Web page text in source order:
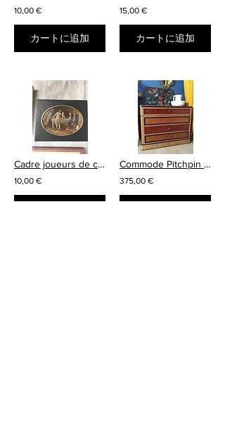
10,00 €
カートに追加
15,00 €
カートに追加
Cadre joueurs de carte reproduction
10,00 €
Commode Pitchpin relookée
375,00 €